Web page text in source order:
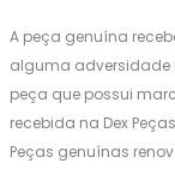
A peça genuína
alguma adversidade
peça que possui
recebida na Dex
Peças genuínas